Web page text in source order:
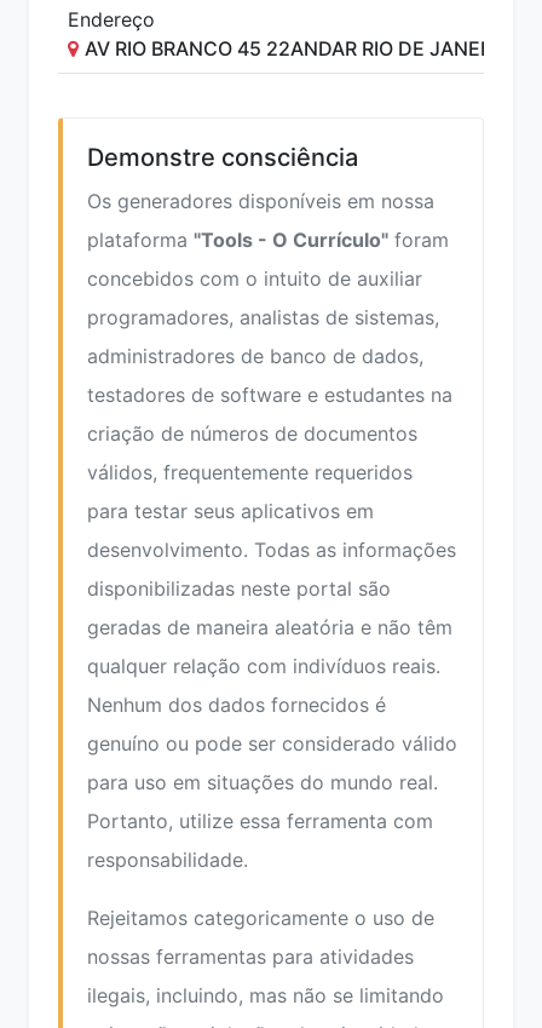
Endereço
AV RIO BRANCO 45 22ANDAR RIO DE JANEIRO RJ
Demonstre consciência
Os generadores disponíveis em nossa
plataforma "Tools - O Currículo" foram
concebidos com o intuito de auxiliar
programadores, analistas de sistemas,
administradores de banco de dados,
testadores de software e estudantes na
criação de números de documentos
válidos, frequentemente requeridos
para testar seus aplicativos em
desenvolvimento. Todas as informações
disponibilizadas neste portal são
geradas de maneira aleatória e não têm
qualquer relação com indivíduos reais.
Nenhum dos dados fornecidos é
genuíno ou pode ser considerado válido
para uso em situações do mundo real.
Portanto, utilize essa ferramenta com
responsabilidade.
Rejeitamos categoricamente o uso de
nossas ferramentas para atividades
ilegais, incluindo, mas não se limitando